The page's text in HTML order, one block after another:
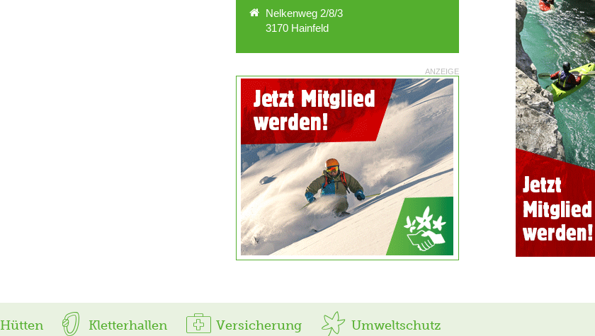
Nelkenweg 2/8/3
3170 Hainfeld
ANZEIGE
Hütten Kletterhallen Versicherung Umweltschutz